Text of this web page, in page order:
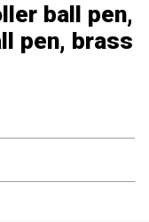
ball pen,
pen, brass